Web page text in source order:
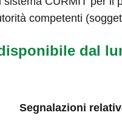
competenti
dal
Segnalazioni